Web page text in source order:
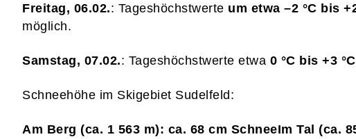
Freitag, 06.02.: Tageshöchstwerte um etwa –2 °C bis
möglich.
Samstag, 07.02.: Tageshöchstwerte etwa 0 °C bis +3 °C
Schneehöhe im Skigebiet Sudelfeld:
Am Berg (ca. 1 563 m): ca. 68 cm SchneeIm Tal (ca.